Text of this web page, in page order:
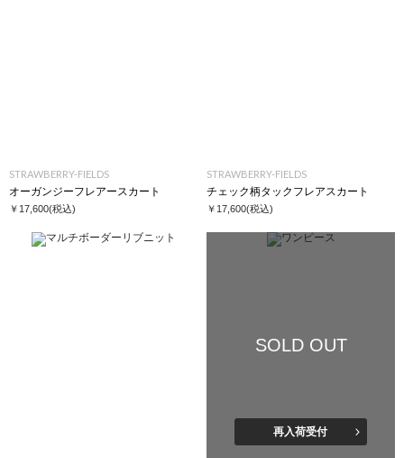
STRAWBERRY-FIELDS
オーガンジーフレアースカート
￥17,600(税込)
STRAWBERRY-FIELDS
チェック柄タックフレアスカート
￥17,600(税込)
SOLD OUT
再入荷受付